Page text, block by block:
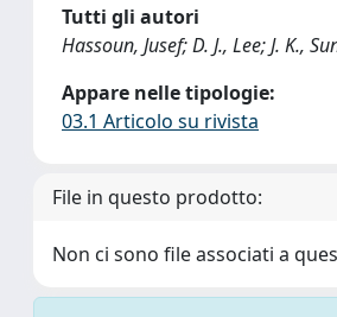
Tutti gli autori
Hassoun, Jusef; D. J., Lee; J. K.,
Appare nelle tipologie:
03.1 Articolo su rivista
File in questo prodotto:
Non ci sono file associati a